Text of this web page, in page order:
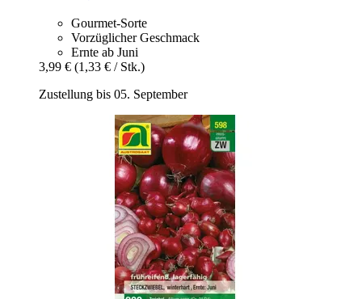
Gourmet-Sorte
Vorzüglicher Geschmack
Ernte ab Juni
3,99 € (1,33 € / Stk.)
Zustellung bis 05. September